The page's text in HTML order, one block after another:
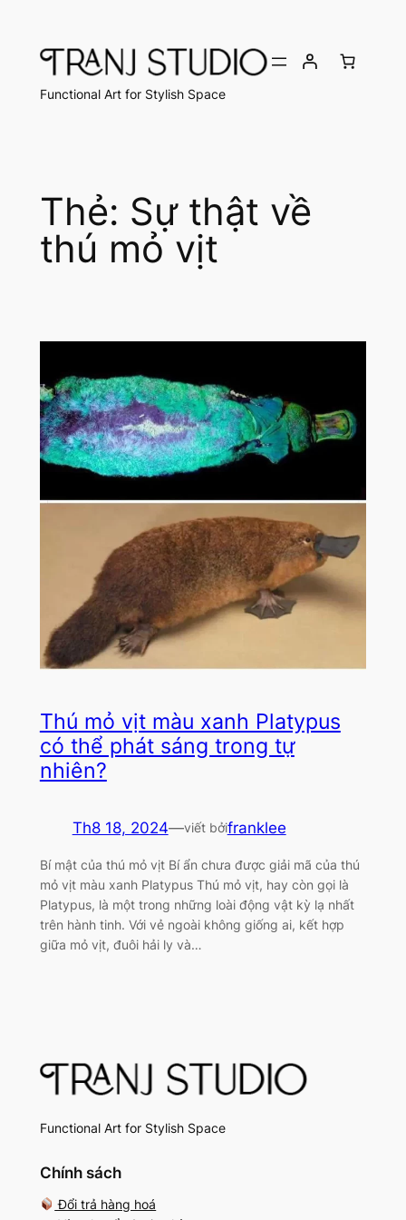
phần
Functional Art for Stylish Space
Thẻ: Sự thật về
thú mỏ vịt
Thú mỏ vịt màu xanh Platypus
có thể phát sáng trong tự
nhiên?
Th8 18, 2024—viết bởifranklee
Bí mật của thú mỏ vịt Bí ẩn chưa được giải mã của thú
mỏ vịt màu xanh Platypus Thú mỏ vịt, hay còn gọi là
Platypus, là một trong những loài động vật kỳ lạ nhất
trên hành tinh. Với vẻ ngoài không giống ai, kết hợp
giữa mỏ vịt, đuôi hải ly và…
Functional Art for Stylish Space
Chính sách
Đổi trả hàng hoá